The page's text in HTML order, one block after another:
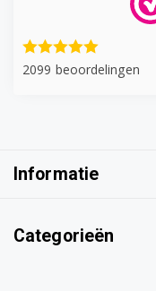
2099 beoordelingen
Informatie
Categorieën